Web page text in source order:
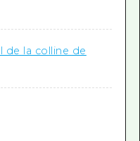
de la colline de